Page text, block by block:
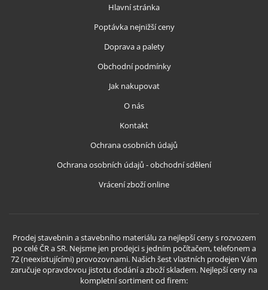
Hlavní stránka
Poptávka nejnižší ceny
Doprava a palety
Obchodní podmínky
Jak nakupovat
O nás
Kontakt
Ochrana osobních údajů
Ochrana osobních údajů - obchodní sdělení
Vrácení zboží online
Prodej stavebnin a stavebního materiálu za nejlepší ceny s rozvozem
po celé ČR a SR. Nejsme jen prodejci s jedním počítačem, telefonem a
72 (neexistujícími) provozovnami. Našich šest vlastních prodejen Vám
zaručuje opravdovou jistotu dodání a zboží skladem. Nejlepší ceny na
kompletní sortiment od firem: